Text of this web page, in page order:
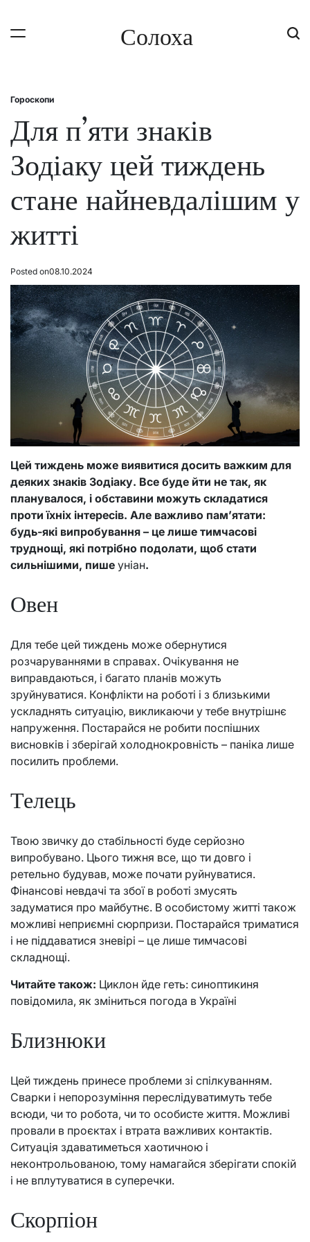
content
Солоха
Posted
Гороскопи
Для п’яти знаків
Зодіаку цей тиждень
стане найневдалішим у
житті
Posted on08.10.2024
Цей тиждень може виявитися досить важким для
деяких знаків Зодіаку. Все буде йти не так, як
планувалося, і обставини можуть складатися
проти їхніх інтересів. Але важливо пам’ятати:
будь-які випробування – це лише тимчасові
труднощі, які потрібно подолати, щоб стати
сильнішими, пише уніан.
Овен
Для тебе цей тиждень може обернутися
розчаруваннями в справах. Очікування не
виправдаються, і багато планів можуть
зруйнуватися. Конфлікти на роботі і з близькими
ускладнять ситуацію, викликаючи у тебе внутрішнє
напруження. Постарайся не робити поспішних
висновків і зберігай холоднокровність – паніка лише
посилить проблеми.
Телець
Твою звичку до стабільності буде серйозно
випробувано. Цього тижня все, що ти довго і
ретельно будував, може почати руйнуватися.
Фінансові невдачі та збої в роботі змусять
задуматися про майбутнє. В особистому житті також
можливі неприємні сюрпризи. Постарайся триматися
і не піддаватися зневірі – це лише тимчасові
складнощі.
Читайте також: Циклон йде геть: синоптикиня
повідомила, як зміниться погода в Україні
Близнюки
Цей тиждень принесе проблеми зі спілкуванням.
Сварки і непорозуміння переслідуватимуть тебе
всюди, чи то робота, чи то особисте життя. Можливі
провали в проєктах і втрата важливих контактів.
Ситуація здаватиметься хаотичною і
неконтрольованою, тому намагайся зберігати спокій
і не вплутуватися в суперечки.
Скорпіон